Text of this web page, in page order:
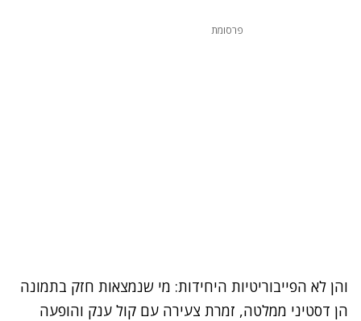
פרסומת
והן לא הפייבוריטיות היחידות: מי שנמצאות חזק בתמונה
הן דסטיני ממלטה, זמרת צעירה עם קול ענק והופעה